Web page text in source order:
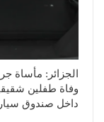
الجزائر: مأساة
وفاة طفلين
داخل صندوق